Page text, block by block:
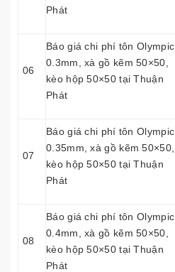
Phát
06
Báo giá chi phí tôn Olympic
0.3mm, xà gồ kẽm 50×50,
kèo hộp 50×50 tại Thuận
Phát
07
Báo giá chi phí tôn Olympic
0.35mm, xà gồ kẽm 50×50,
kèo hộp 50×50 tại Thuận
Phát
08
Báo giá chi phí tôn Olympic
0.4mm, xà gồ kẽm 50×50,
kèo hộp 50×50 tại Thuận
Phát